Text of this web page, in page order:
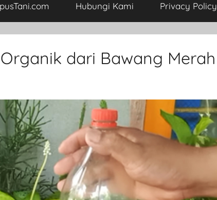
Hubungi Kami Privacy Policy
dari Bawang Merah